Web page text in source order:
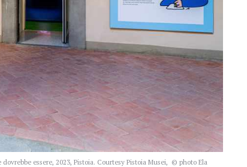
essere, 2023, Pistoia. Courtesy Pistoia Musei, © photo Ela